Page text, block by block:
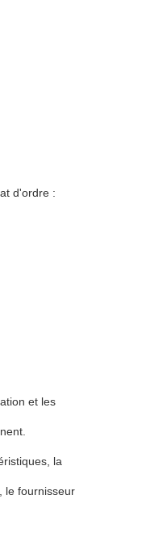
d'ordre :
et les
la
le fournisseur